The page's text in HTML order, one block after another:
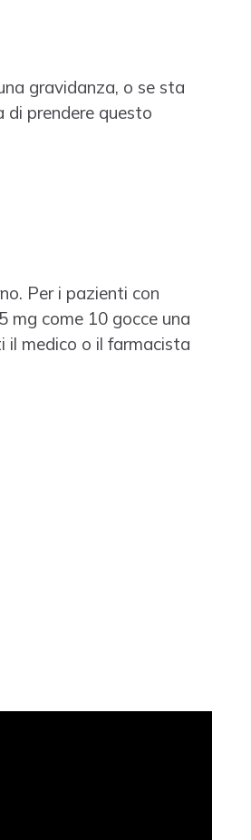
gravidanza, o se sta
prendere questo
Per i pazienti con
mg come 10 gocce una
medico o il farmacista